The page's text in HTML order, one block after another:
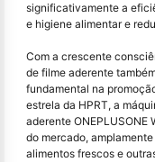
significativamente a
e higiene alimentar e
Com a crescente
de filme aderente
fundamental na
estrela da HPRT, a
aderente
do mercado,
alimentos frescos e